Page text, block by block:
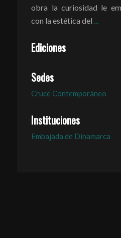
obra la curiosidad le
con la estética del ...
Ediciones
Sedes
Cruce Contemporáneo
Instituciones
Embajada de Dinamarca